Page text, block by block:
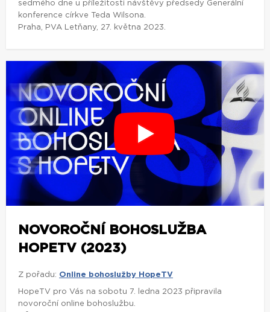
sedmého dne u příležitosti návštěvy předsedy Generální
konference církve Teda Wilsona.
Praha, PVA Letňany, 27. května 2023.
NOVOROČNÍ BOHOSLUŽBA
HOPETV (2023)
Z pořadu: Online bohoslužby HopeTV
HopeTV pro Vás na sobotu 7. ledna 2023 připravila
novoroční online bohoslužbu.